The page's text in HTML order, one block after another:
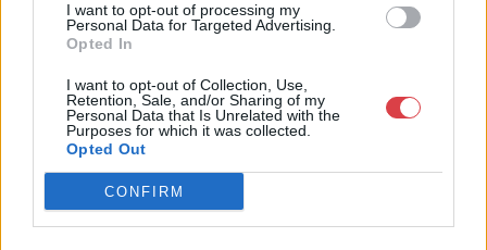
I want to opt-out of processing my
Personal Data for Targeted Advertising.
Opted In
I want to opt-out of Collection, Use,
Retention, Sale, and/or Sharing of my
Personal Data that Is Unrelated with the
Purposes for which it was collected.
Opted Out
CONFIRM
FESTMÉNY, GRAFIKA
158. tétel:
Gyümölcsösben, 1920
Kikiáltási ár:2 600 000 Ft
Aukció időpontja: 2015-05-27
18:00
FESTMÉNY, GRAFIKA
Virágcsendélet, 1923
Kikiáltási ár: